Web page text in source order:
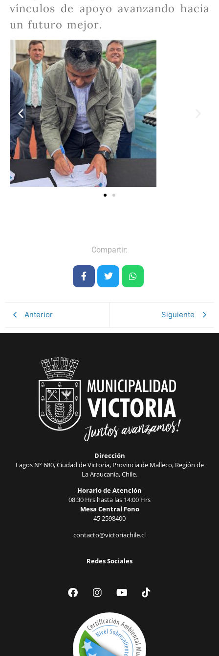
vínculos de apoyo avanzando hacia
un futuro mejor.
Compartir:
Anterior Siguiente
Dirección
Lagos N° 680, Ciudad de Victoria, Provincia de Malleco, Región de
La Araucanía, Chile.
Horario de Atención
08:30 Hrs hasta las 14:00 Hrs
Mesa Central Fono
45 2598400
contacto@victoriachile.cl
Redes Sociales